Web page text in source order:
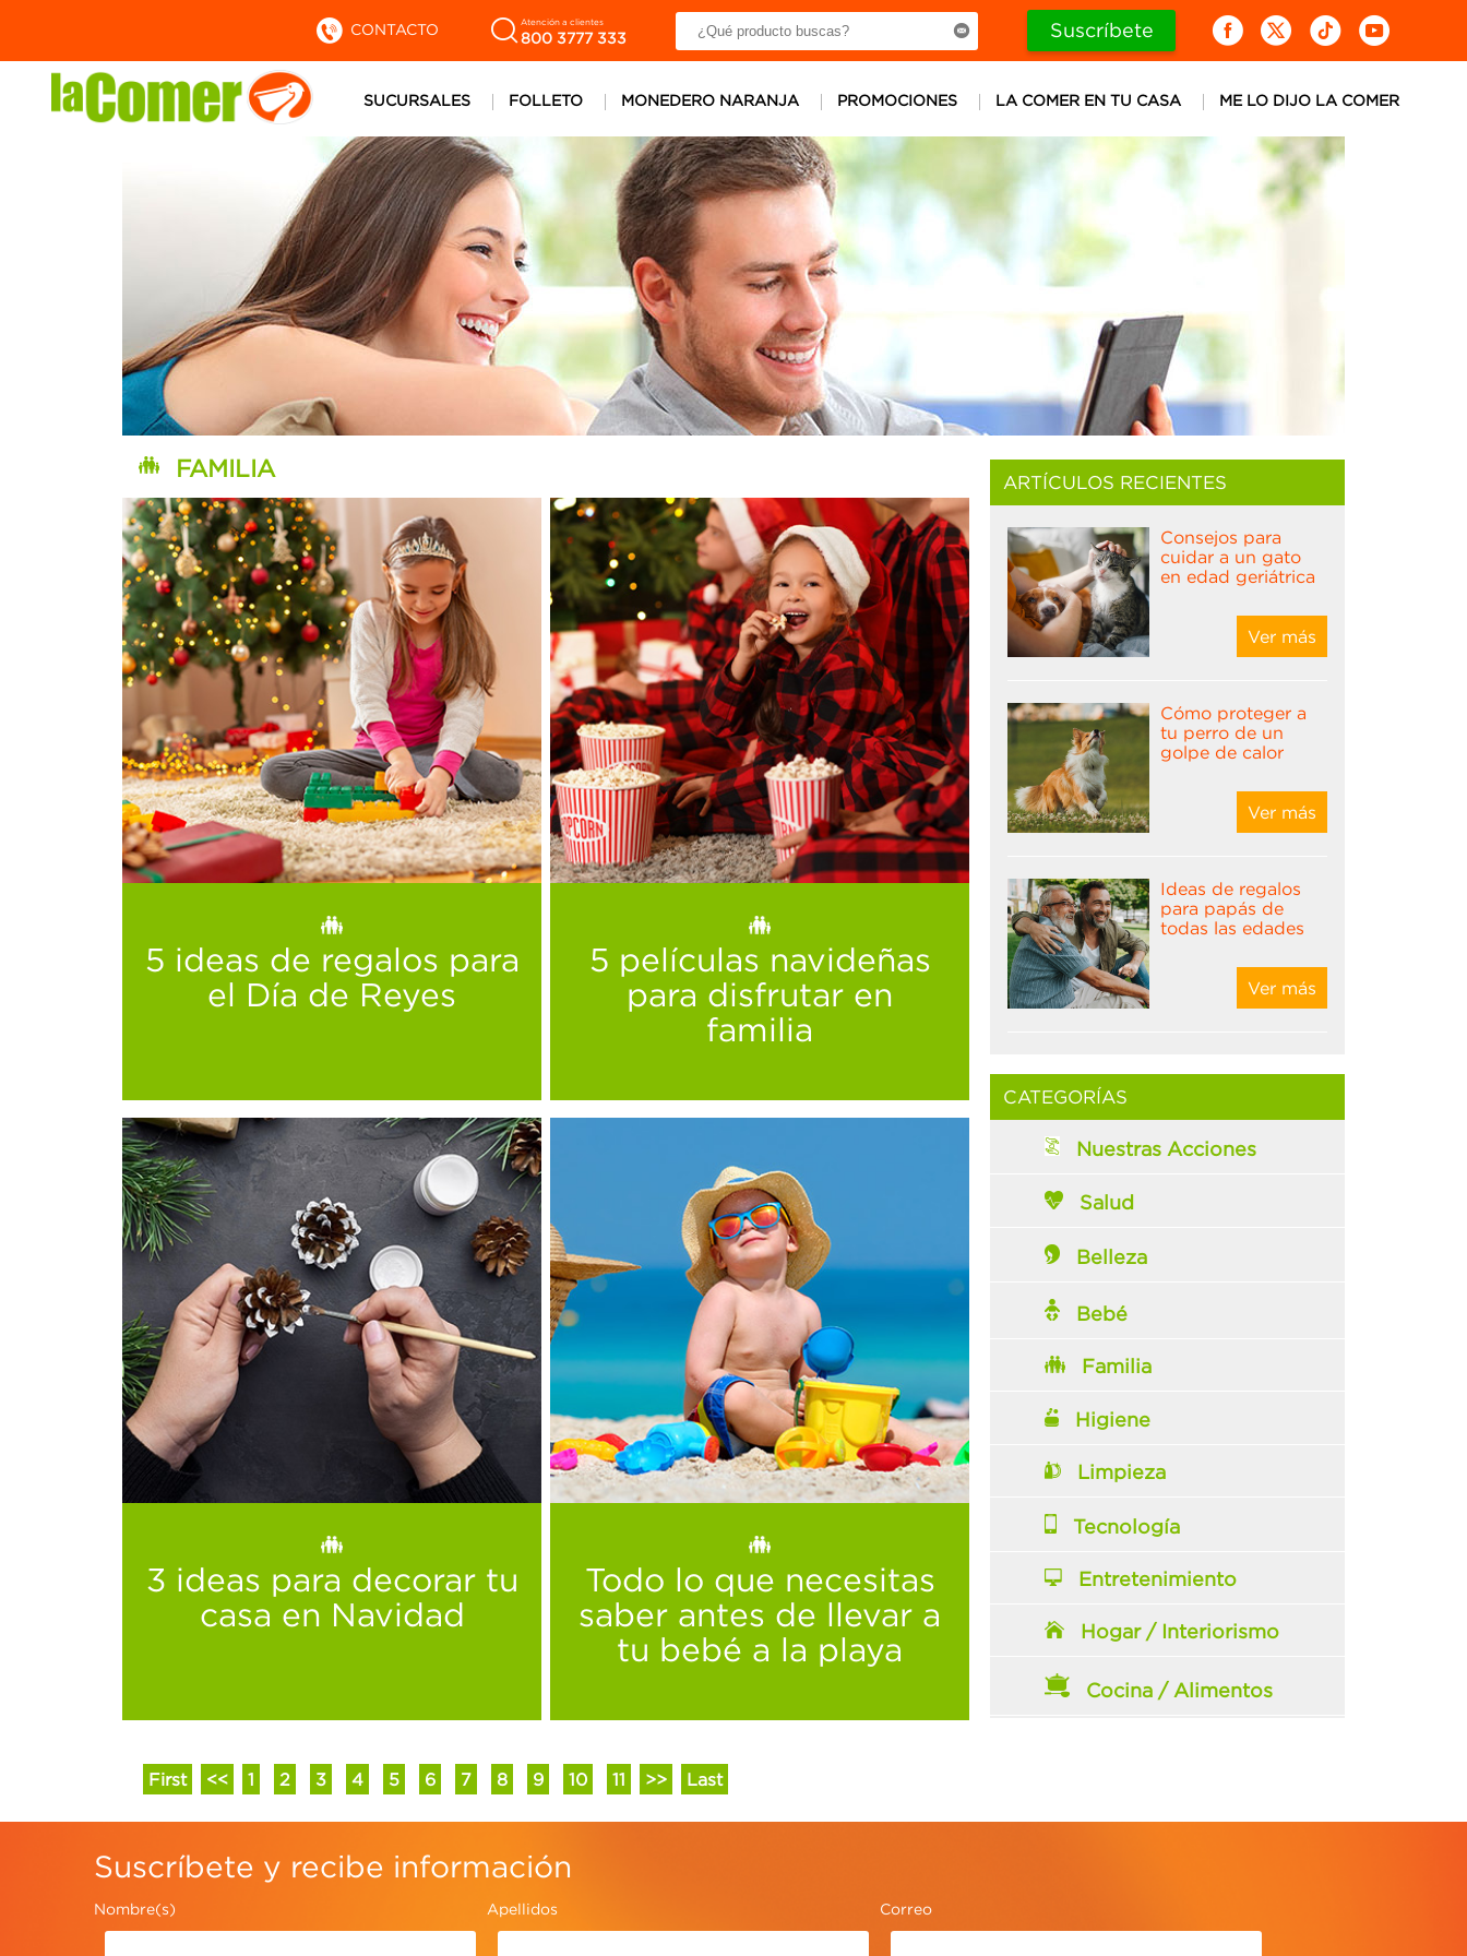
CONTACTO Atención a clientes
800 3777 333 Suscríbete
SUCURSALES FOLLETO MONEDERO NARANJA PROMOCIONES LA COMER EN TU CASA ME LO DIJO LA COMER
FAMILIA
5 ideas de regalos para
el Día de Reyes
Ver más
5 películas navideñas
para disfrutar en
familia
Ver más
3 ideas para decorar tu
casa en Navidad
Todo lo que necesitas
saber antes de llevar a
tu bebé a la playa
First << 1 2 3 4 5 6 7 8 9 10 11 >> Last
ARTÍCULOS RECIENTES
consejos para
cuidar a un gato
en edad geriátrica
Ver más
cómo proteger a
tu perro de un
golpe de calor
Ver más
ideas de regalos
para papás de
todas las edades
Ver más
CATEGORÍAS
Nuestras Acciones
Salud
Belleza
Bebé
Familia
Higiene
Limpieza
Tecnología
Entretenimiento
Hogar / Interiorismo
Cocina / Alimentos
Suscríbete y recibe información
Nombre(s) Apellidos Correo